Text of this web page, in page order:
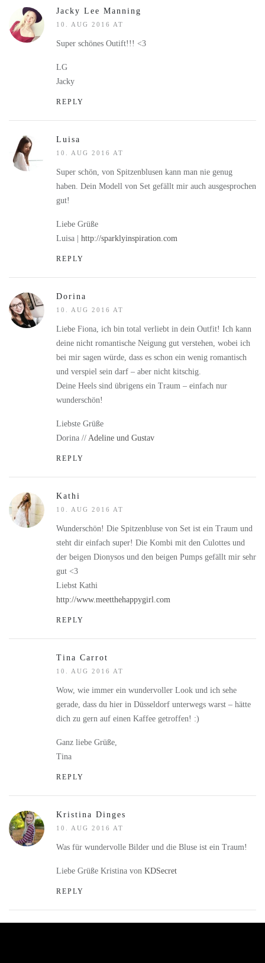
Jacky Lee Manning
10. AUG 2016 AT
Super schönes Outift!!! <3
LG
Jacky
REPLY
Luisa
10. AUG 2016 AT
Super schön, von Spitzenblusen kann man nie genug
haben. Dein Modell von Set gefällt mir auch ausgesprochen
gut!
Liebe Grüße
Luisa | http://sparklyinspiration.com
REPLY
Dorina
10. AUG 2016 AT
Liebe Fiona, ich bin total verliebt in dein Outfit! Ich kann
deine nicht romantische Neigung gut verstehen, wobei ich
bei mir sagen würde, dass es schon ein wenig romantisch
und verspiel sein darf – aber nicht kitschig.
Deine Heels sind übrigens ein Traum – einfach nur
wunderschön!
Liebste Grüße
Dorina // Adeline und Gustav
REPLY
Kathi
10. AUG 2016 AT
Wunderschön! Die Spitzenbluse von Set ist ein Traum und
steht dir einfach super! Die Kombi mit den Culottes und
der beigen Dionysos und den beigen Pumps gefällt mir sehr
gut <3
Liebst Kathi
http://www.meetthehappygirl.com
REPLY
Tina Carrot
10. AUG 2016 AT
Wow, wie immer ein wundervoller Look und ich sehe
gerade, dass du hier in Düsseldorf unterwegs warst – hätte
dich zu gern auf einen Kaffee getroffen! :)
Ganz liebe Grüße,
Tina
REPLY
Kristina Dinges
10. AUG 2016 AT
Was für wundervolle Bilder und die Bluse ist ein Traum!
Liebe Grüße Kristina von KDSecret
REPLY